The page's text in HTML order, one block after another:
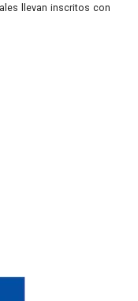
llevan inscritos con